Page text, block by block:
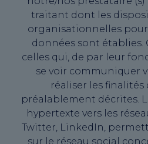
traitant dont les
organisationnelles
données sont établies.
celles qui, de par leur
se voir communiquer
réaliser les
préalablement décrites.
hypertexte vers les
Twitter, LinkedIn,
sur le réseau social